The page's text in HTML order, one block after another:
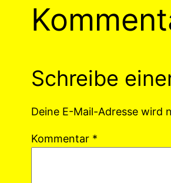
Schreibe
Deine E-Mail-Adresse wird
Kommentar *